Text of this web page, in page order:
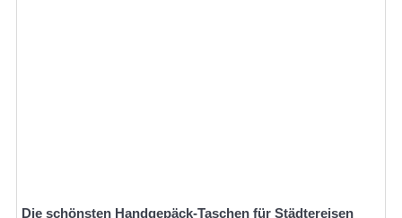
Die schönsten Handgepäck-Taschen für Städtereisen